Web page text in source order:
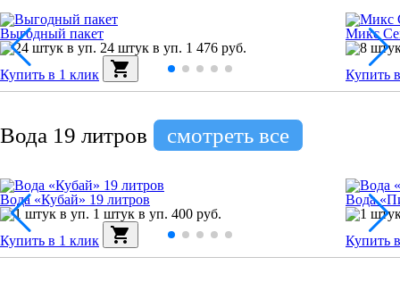
Выгодный пакет
24 штук в уп. 1 476 руб.
Купить в 1 клик
shopping_cart
Микс
Купить
Вода 19 литров смотреть все
Вода «Кубай» 19 литров
1 штук в уп. 400 руб.
Купить в 1 клик
shopping_cart
Вода
Купить